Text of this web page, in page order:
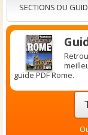
SECTIONS DU
guide PDF Rome.